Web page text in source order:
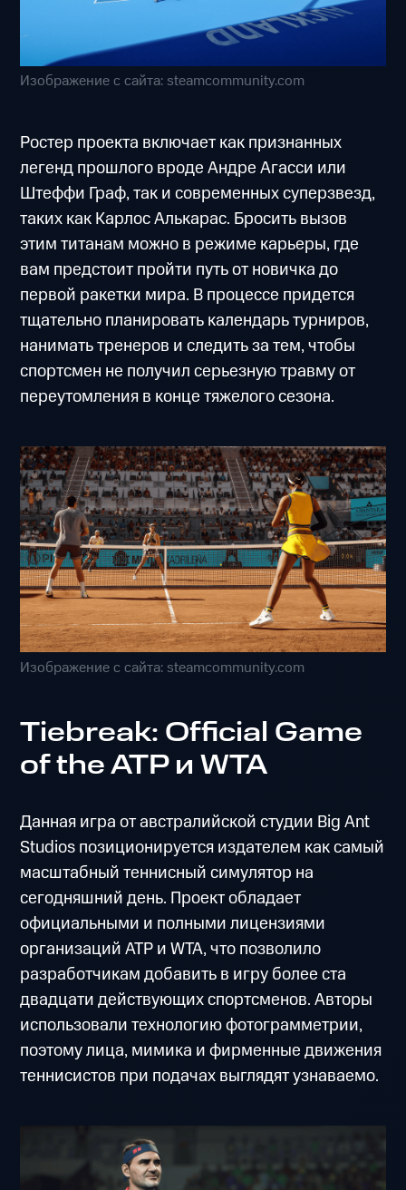
Изображение с сайта: steamcommunity.com
Ростер проекта включает как признанных
легенд прошлого вроде Андре Агасси или
Штеффи Граф, так и современных суперзвезд,
таких как Карлос Алькарас. Бросить вызов
этим титанам можно в режиме карьеры, где
вам предстоит пройти путь от новичка до
первой ракетки мира. В процессе придется
тщательно планировать календарь турниров,
нанимать тренеров и следить за тем, чтобы
спортсмен не получил серьезную травму от
переутомления в конце тяжелого сезона.
Изображение с сайта: steamcommunity.com
Tiebreak: Official Game
of the ATP и WTA
Данная игра от австралийской студии Big Ant
Studios позиционируется издателем как самый
масштабный теннисный симулятор на
сегодняшний день. Проект обладает
официальными и полными лицензиями
организаций ATP и WTA, что позволило
разработчикам добавить в игру более ста
двадцати действующих спортсменов. Авторы
использовали технологию фотограмметрии,
поэтому лица, мимика и фирменные движения
теннисистов при подачах выглядят узнаваемо.